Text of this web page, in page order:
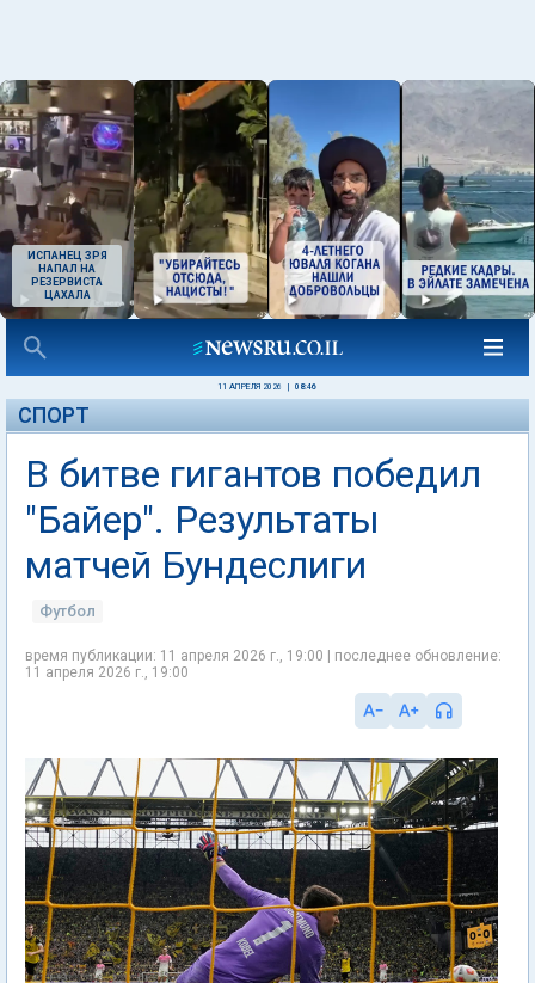
ИСПАНЕЦ ЗРЯ
НАПАЛ НА
РЕЗЕРВИСТА
ЦАХАЛА
11 АПРЕЛЯ 2026 08:46
СПОРТ
В битве гигантов победил
"Байер". Результаты
матчей Бундеслиги
Футбол
время публикации: 11 апреля 2026 г., 19:00 | последнее обновление:
11 апреля 2026 г., 19:00